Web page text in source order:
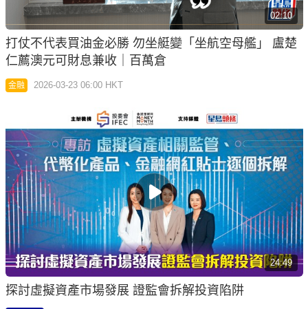
02:10
打仗不代表買油金必勝 勿坐艇變「坐航空母艦」 盧楚
仁薦澳元可財息兼收｜百萬倉
金融 2026-03-23 06:00 HKT
24:49
探討虛擬資產市場發展 證監會拆解投資陷阱